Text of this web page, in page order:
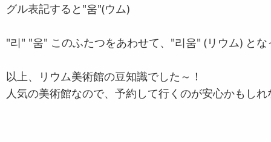
グル表記すると"움"(ウム)
"리" "움" このふたつをあわせて、"리움" (リウム) と
以上、リウム美術館の豆知識でした～！
人気の美術館なので、予約して行くのが安心かもし